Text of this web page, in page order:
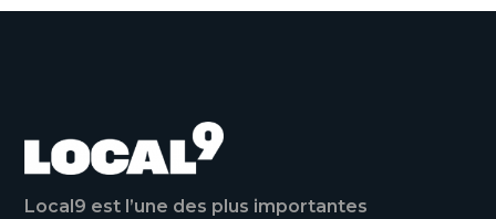
Local9 est l’une des plus importantes